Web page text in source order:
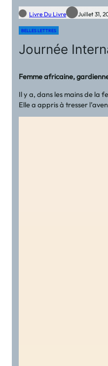
Livre Du Livre Juillet 31,
BELLES LETTRES
Journée
Femme africaine,
Il y a, dans les mains de la
Elle a appris à tresser